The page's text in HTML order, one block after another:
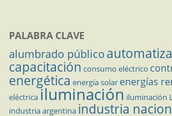
PALABRA CLAVE
alumbrado público
capacitación consumo eléctrico
energética energía solar energías
eléctricailuminación iluminación
industria argentina industria